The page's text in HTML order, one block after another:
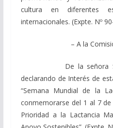
cultura en diferentes
internacionales. (Expte. Nº
– A la
De la señora
declarando de Interés de
“Semana Mundial de la
conmemorarse del 1 al 7
Prioridad a la Lactancia